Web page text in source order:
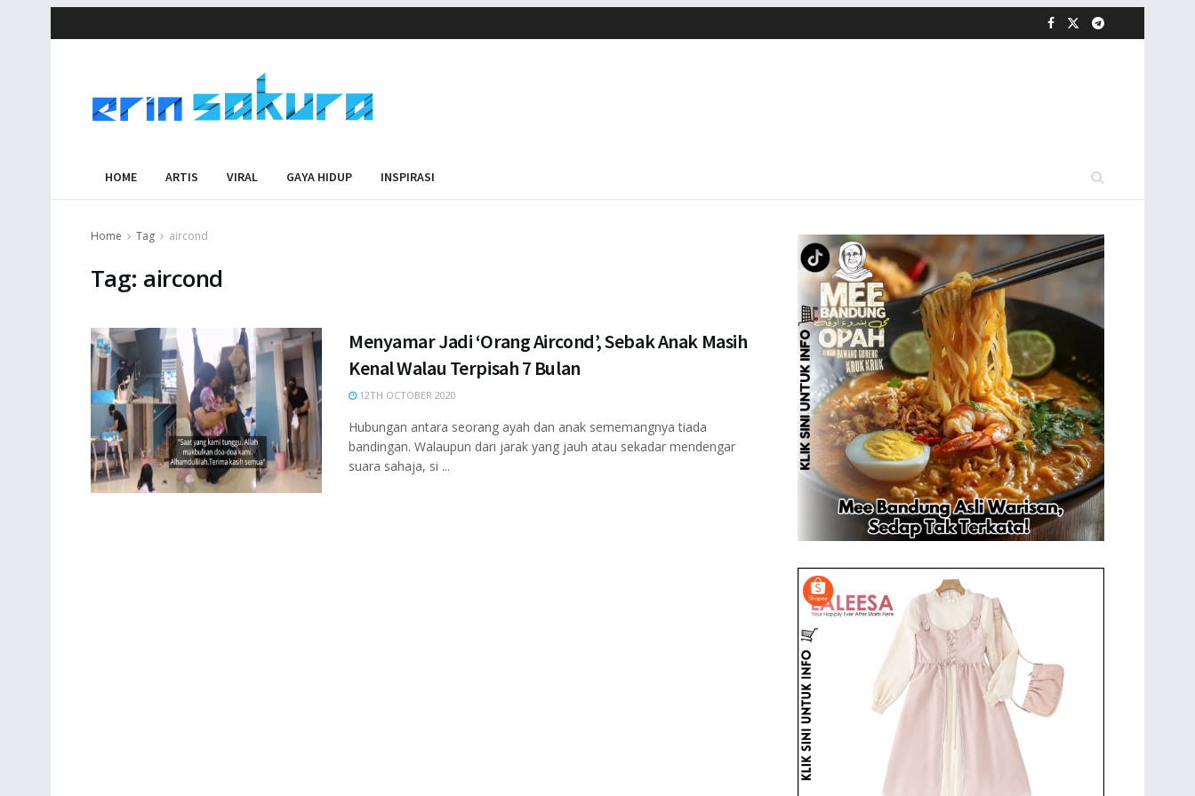
HOME ARTIS VIRAL GAYA HIDUP INSPIRASI
Home Tag aircond
Tag: aircond
Menyamar Jadi ‘Orang Aircond’, Sebak Anak Masih
Kenal Walau Terpisah 7 Bulan
12TH OCTOBER 2020
Hubungan antara seorang ayah dan anak sememangnya tiada
bandingan. Walaupun dari jarak yang jauh atau sekadar mendengar
suara sahaja, si ...